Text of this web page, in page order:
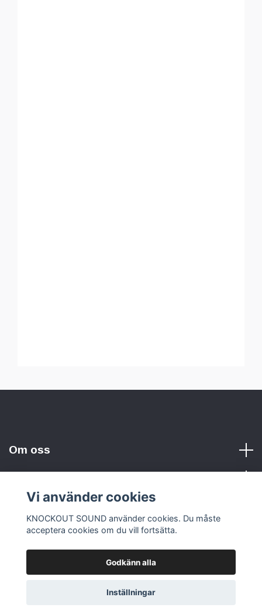
Om oss
Sociala medier
© 2026 KNOCKOUT SOUND
Vi använder cookies
KNOCKOUT SOUND använder cookies. Du måste
acceptera cookies om du vill fortsätta.
Godkänn alla
Inställningar